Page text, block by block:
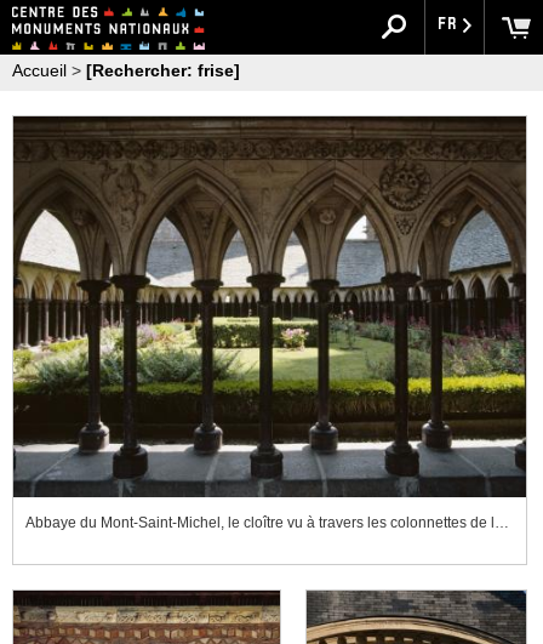
FR
Accueil > [Rechercher: frise]
Abbaye du Mont-Saint-Michel, le cloître vu à travers les colonnettes de la galerie ouest